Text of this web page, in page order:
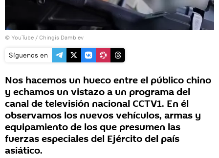
© YouTube / Chingis Dambiev
Síguenos en
Nos hacemos un hueco entre el público chino
y echamos un vistazo a un programa del
canal de televisión nacional CCTV1. En él
observamos los nuevos vehículos, armas y
equipamiento de los que presumen las
fuerzas especiales del Ejército del país
asiático.